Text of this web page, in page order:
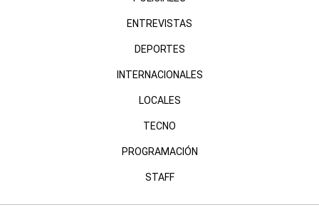
ENTREVISTAS
DEPORTES
INTERNACIONALES
LOCALES
TECNO
PROGRAMACIÓN
STAFF